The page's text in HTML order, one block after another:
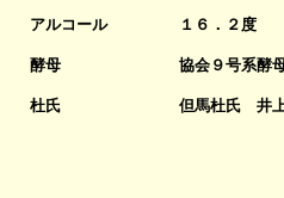
アルコール
酵母
杜氏
１６．２度
協会９号系酵
但馬杜氏 井